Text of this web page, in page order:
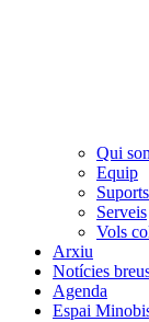
Qui
Equip
Serveis
Vols
Arxiu
Notícies
Agenda
Espai